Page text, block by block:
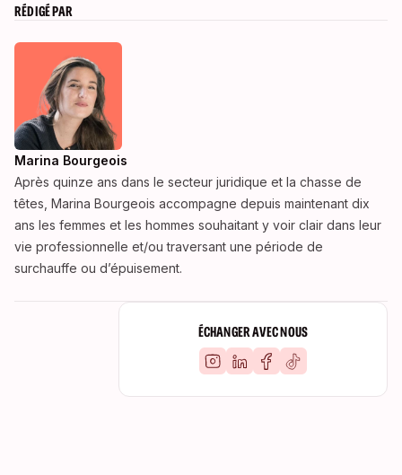
ÉCHANGER AVEC NOUS
RÉDIGÉ PAR
Marina Bourgeois
Après quinze ans dans le secteur juridique et la chasse de
têtes, Marina Bourgeois accompagne depuis maintenant dix
ans les femmes et les hommes souhaitant y voir clair dans leur
vie professionnelle et/ou traversant une période de
surchauffe ou d’épuisement.